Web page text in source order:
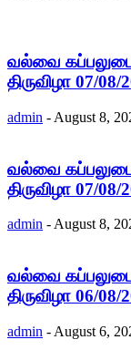
வல்வை
திருவிழா 07/08/
admin - August 8,
வல்வை
திருவிழா 07/08/
admin - August 8,
வல்வை
திருவிழா 06/08/
admin - August 6,